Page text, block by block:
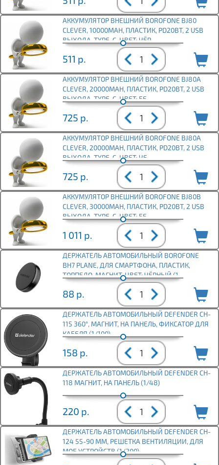
АККУМУЛЯТОР ВНЕШНИЙ BOROFONE BJ80
CLEVER, 10000MAH, ПЛАСТИК, PD20ВТ, 2 USB
ВЫХОДА, TYPE-C, ЦВЕТ: ЧЁР
511 р.
АККУМУЛЯТОР ВНЕШНИЙ BOROFONE BJ80А
CLEVER, 20000MAH, ПЛАСТИК, PD20ВТ, 2 USB
ВЫХОДА, TYPE-C, ЦВЕТ: БЕ
725 р.
АККУМУЛЯТОР ВНЕШНИЙ BOROFONE BJ80А
CLEVER, 20000MAH, ПЛАСТИК, PD20ВТ, 2 USB
ВЫХОДА, TYPE-C, ЦВЕТ: ЧЕ
725 р.
АККУМУЛЯТОР ВНЕШНИЙ BOROFONE BJ80В
CLEVER, 30000MAH, ПЛАСТИК, PD20ВТ, 2 USB
ВЫХОДА, TYPE-C, ЦВЕТ: БЕ
1 011 р.
ДЕРЖАТЕЛЬ АВТОМОБИЛЬНЫЙ BOROFONE
BH7 PLANE, ДЛЯ СМАРТФОНА, ПЛАСТИК,
ТОРПЕДО, МАГНИТ, ЦВЕТ: ЧЁРНЫЙ (1
88 р.
ДЕРЖАТЕЛЬ АВТОМОБИЛЬНЫЙ DEFENDER CH-
115 360°, МАГНИТ, НА ПАНЕЛЬ, ФИКСАТОР ДЛЯ
КАБЕЛЯ (1/100)
158 р.
ДЕРЖАТЕЛЬ АВТОМОБИЛЬНЫЙ DEFENDER CH-
118 МАГНИТ, НА ПАНЕЛЬ (1/48)
220 р.
ДЕРЖАТЕЛЬ АВТОМОБИЛЬНЫЙ DEFENDER CH-
124 55-90 ММ, РЕШЕТКА ВЕНТИЛЯЦИИ, ДЛЯ
МОБ УСТРОЙСТВ (1/200)